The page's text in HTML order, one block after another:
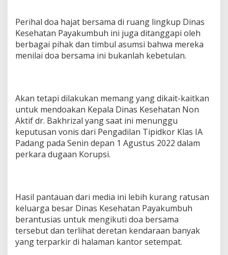
Perihal doa hajat bersama di ruang lingkup Dinas
Kesehatan Payakumbuh ini juga ditanggapi oleh
berbagai pihak dan timbul asumsi bahwa mereka
menilai doa bersama ini bukanlah kebetulan.
Akan tetapi dilakukan memang yang dikait-kaitkan
untuk mendoakan Kepala Dinas Kesehatan Non
Aktif dr. Bakhrizal yang saat ini menunggu
keputusan vonis dari Pengadilan Tipidkor Klas IA
Padang pada Senin depan 1 Agustus 2022 dalam
perkara dugaan Korupsi.
Hasil pantauan dari media ini lebih kurang ratusan
keluarga besar Dinas Kesehatan Payakumbuh
berantusias untuk mengikuti doa bersama
tersebut dan terlihat deretan kendaraan banyak
yang terparkir di halaman kantor setempat.